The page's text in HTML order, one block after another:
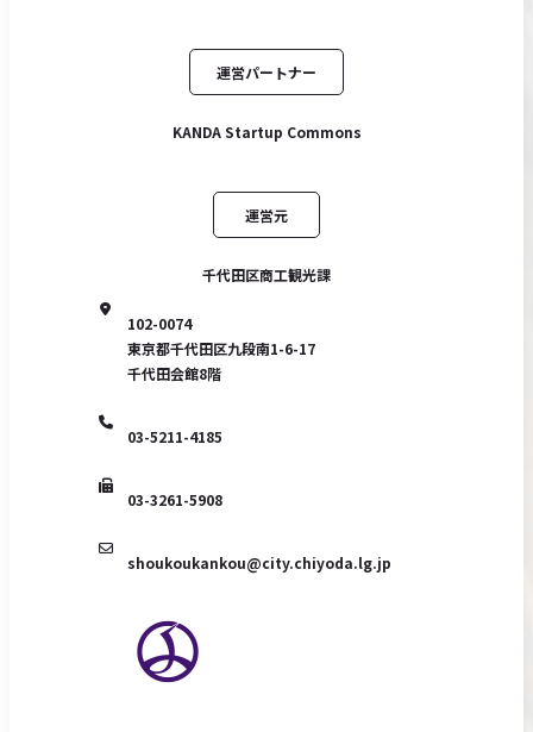
運営パートナー
KANDA Startup Commons
運営元
千代田区商工観光課
102-0074
東京都千代田区九段南1-6-17
千代田会館8階
03-5211-4185
03-3261-5908
shoukoukankou@city.chiyoda.lg.jp